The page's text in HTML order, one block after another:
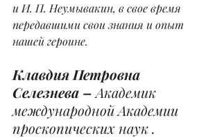
и И. П. Неумывакин, в свое время
передавшими свои знания и опыт
нашей героине.
Клавдия Петровна
Селезнева – Академик
международной Академии
проскопических наук .